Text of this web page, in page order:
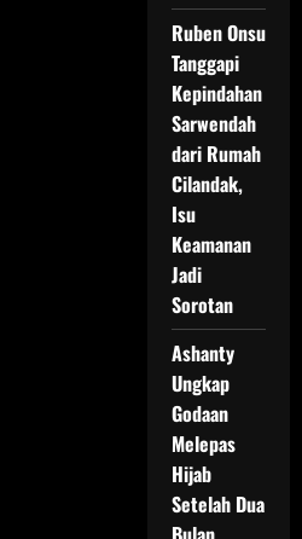
Ruben Onsu
Tanggapi
Kepindahan
Sarwendah
dari Rumah
Cilandak,
Isu
Keamanan
Jadi
Sorotan
Ashanty
Ungkap
Godaan
Melepas
Hijab
Setelah Dua